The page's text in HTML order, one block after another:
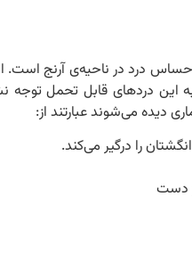
درد در ناحیه‌ی آرنج است.
دردهای قابل تحمل توجه
دیده می‌شوند عبارتند از:
را درگیر می‌کند.
دست